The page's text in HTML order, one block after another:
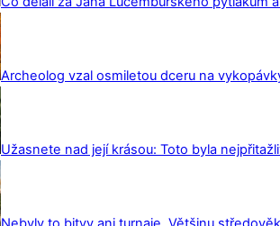
Archeolog vzal osmiletou dceru na
Užasnete nad její krásou: Toto byla